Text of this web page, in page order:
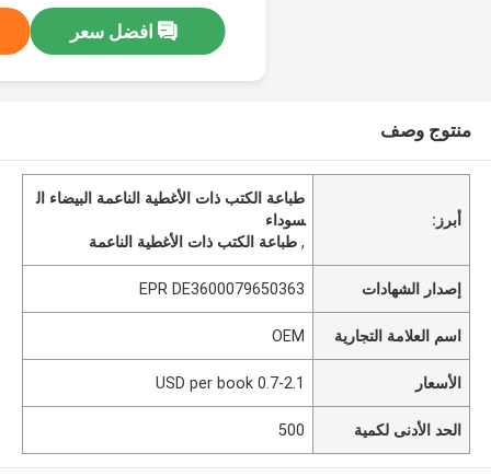
افضل سعر
منتوج وصف
أبرز:
طباعة الكتب ذات الأغطية الناعمة البيضاء ال
سوداء
,طباعة الكتب ذات الأغطية الناعمة
إصدار الشهادات EPR DE3600079650363
اسم العلامة التجارية OEM
الأسعار 0.7-2.1 USD per book
الحد الأدنى لكمية 500